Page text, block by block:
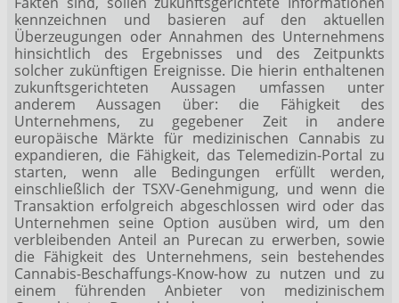
kennzeichnen und basieren auf den aktuellen
Überzeugungen oder Annahmen des Unternehmens
hinsichtlich des Ergebnisses und des Zeitpunkts
solcher zukünftigen Ereignisse. Die hierin enthaltenen
zukunftsgerichteten Aussagen umfassen unter
anderem Aussagen über: die Fähigkeit des
Unternehmens, zu gegebener Zeit in andere
europäische Märkte für medizinischen Cannabis zu
expandieren, die Fähigkeit, das Telemedizin-Portal zu
starten, wenn alle Bedingungen erfüllt werden,
einschließlich der TSXV-Genehmigung, und wenn die
Transaktion erfolgreich abgeschlossen wird oder das
Unternehmen seine Option ausüben wird, um den
verbleibenden Anteil an Purecan zu erwerben, sowie
die Fähigkeit des Unternehmens, sein bestehendes
Cannabis-Beschaffungs-Know-how zu nutzen und zu
einem führenden Anbieter von medizinischem